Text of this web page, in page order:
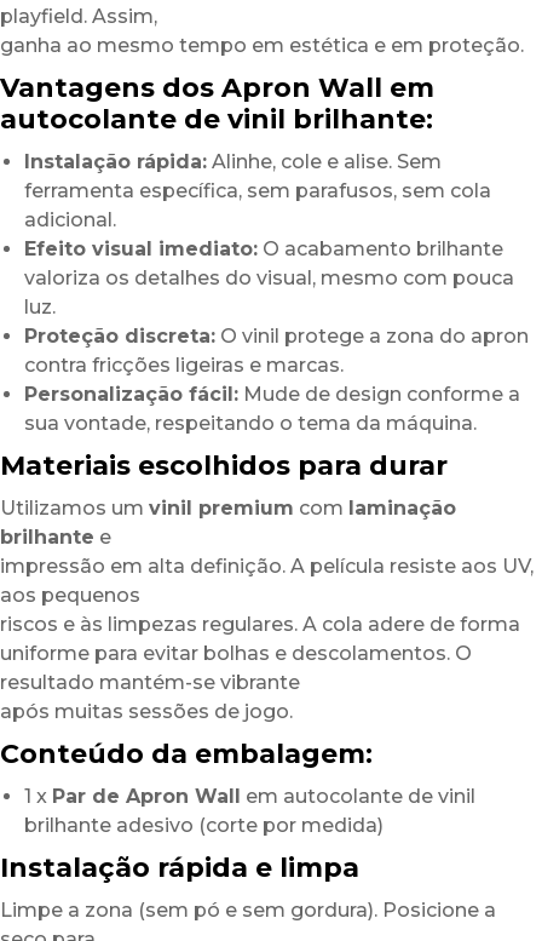
playfield. Assim,
ganha ao mesmo tempo em estética e em proteção.
Vantagens dos Apron Wall em
autocolante de vinil brilhante:
Instalação rápida: Alinhe, cole e alise. Sem
ferramenta específica, sem parafusos, sem cola
adicional.
Efeito visual imediato: O acabamento brilhante
valoriza os detalhes do visual, mesmo com pouca
luz.
Proteção discreta: O vinil protege a zona do apron
contra fricções ligeiras e marcas.
Personalização fácil: Mude de design conforme a
sua vontade, respeitando o tema da máquina.
Materiais escolhidos para durar
Utilizamos um vinil premium com laminação
brilhante e
impressão em alta definição. A película resiste aos UV,
aos pequenos
riscos e às limpezas regulares. A cola adere de forma
uniforme para evitar bolhas e descolamentos. O
resultado mantém-se vibrante
após muitas sessões de jogo.
Conteúdo da embalagem:
1 x Par de Apron Wall em autocolante de vinil
brilhante adesivo (corte por medida)
Instalação rápida e limpa
Limpe a zona (sem pó e sem gordura). Posicione a